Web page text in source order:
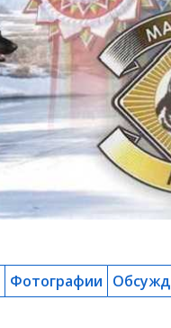
Фотографии